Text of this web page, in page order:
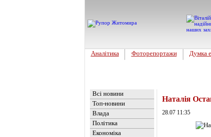
Аналітика Фоторепортажи Думка
Всі новини
Топ-новини
Влада
Політика
Економіка
Наталія
28.07 11:35